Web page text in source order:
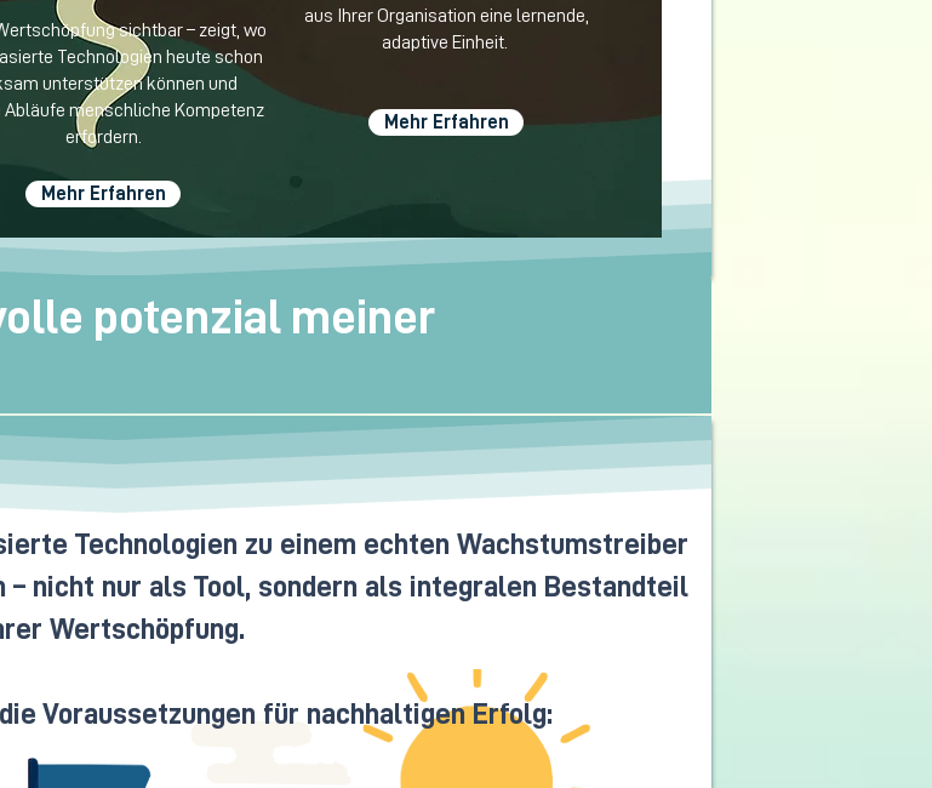
sichtbar – zeigt, wo
Technologien heute schon
unterstützen können und
Abläufe menschliche Kompetenz
erfordern.
Mehr Erfahren
aus Ihrer Organisation eine lernende,
adaptive Einheit.
Mehr Erfahren
potenzial meiner
Technologien zu einem echten Wachstumstreiber
nicht nur als Tool, sondern als integralen Bestandteil
Wertschöpfung.
Voraussetzungen für nachhaltigen Erfolg: